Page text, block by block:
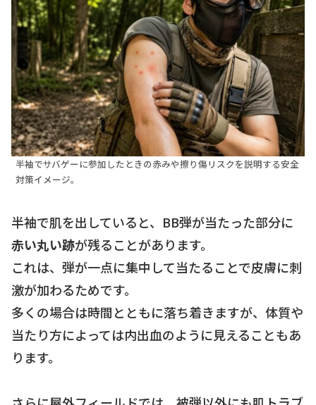
半袖でサバゲーに参加したときの赤みや擦り傷リスクを説明する安全
対策イメージ。
半袖で肌を出していると、BB弾が当たった部分に
赤い丸い跡が残ることがあります。
これは、弾が一点に集中して当たることで皮膚に刺
激が加わるためです。
多くの場合は時間とともに落ち着きますが、体質や
当たり方によっては内出血のように見えることもあ
ります。